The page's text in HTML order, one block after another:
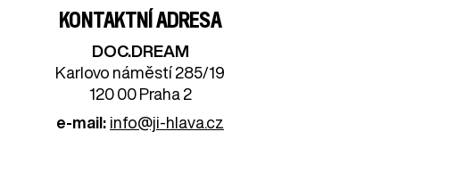
KONTAKTNÍ ADRESA
DOC.DREAM​
Karlovo náměstí 285/19
120 00 Praha 2
e-mail: info@ji-hlava.cz